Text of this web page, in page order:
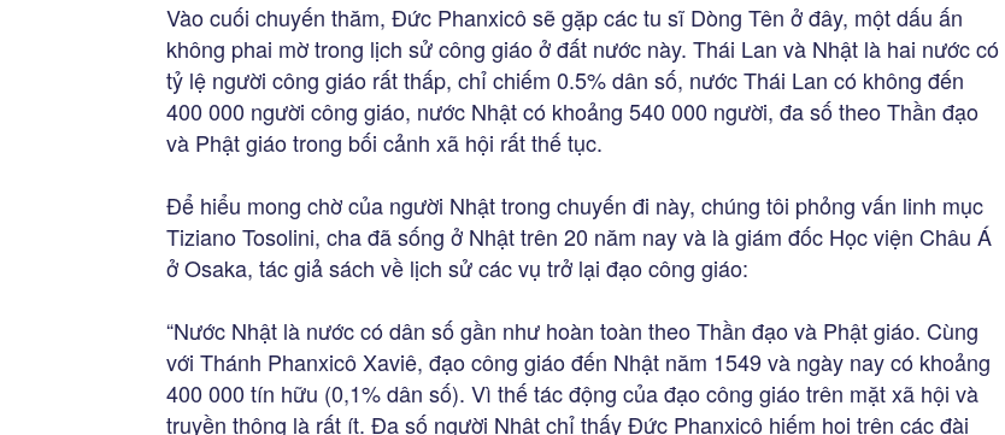
Vào cuối chuyến thăm, Đức Phanxicô sẽ gặp các tu sĩ Dòng Tên ở đây, một dấu ấn
không phai mờ trong lịch sử công giáo ở đất nước này. Thái Lan và Nhật là hai nước có
tỷ lệ người công giáo rất thấp, chỉ chiếm 0.5% dân số, nước Thái Lan có không đến
400 000 người công giáo, nước Nhật có khoảng 540 000 người, đa số theo Thần đạo
và Phật giáo trong bối cảnh xã hội rất thế tục.
Để hiểu mong chờ của người Nhật trong chuyến đi này, chúng tôi phỏng vấn linh mục
Tiziano Tosolini, cha đã sống ở Nhật trên 20 năm nay và là giám đốc Học viện Châu Á
ở Osaka, tác giả sách về lịch sử các vụ trở lại đạo công giáo:
“Nước Nhật là nước có dân số gần như hoàn toàn theo Thần đạo và Phật giáo. Cùng
với Thánh Phanxicô Xaviê, đạo công giáo đến Nhật năm 1549 và ngày nay có khoảng
400 000 tín hữu (0,1% dân số). Vì thế tác động của đạo công giáo trên mặt xã hội và
truyền thông là rất ít. Đa số người Nhật chỉ thấy Đức Phanxicô hiếm hoi trên các đài